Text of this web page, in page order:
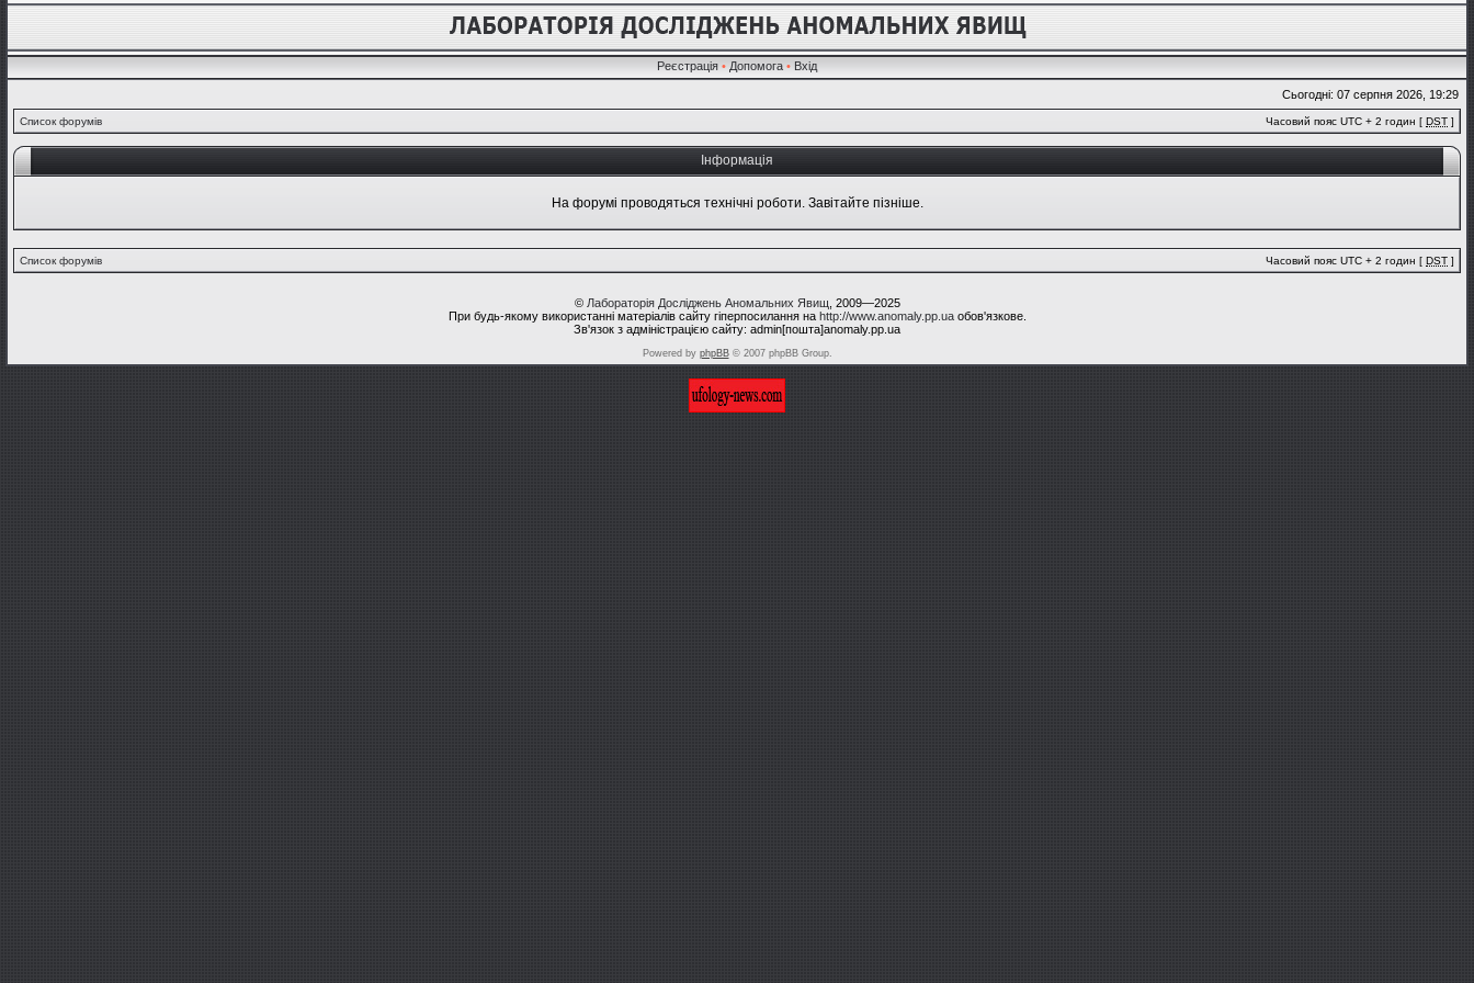
Реєстрація • Допомога • Вхід
Сьогодні: 07 серпня 2026, 19:29
Список форумів Часовий пояс UTC + 2 годин [ DST ]
Інформація
На форумі проводяться технічні роботи. Завітайте пізніше.
Список форумів Часовий пояс UTC + 2 годин [ DST ]
© Лабораторія Досліджень Аномальних Явищ , 2009—2025
При будь-якому використанні матеріалів сайту гіперпосилання на http://www.anomaly.pp.uaобов'язкове.
Зв'язок з адміністрацією сайту: admin[пошта]anomaly.pp.ua
Powered by phpBB© 2007 phpBB Group.